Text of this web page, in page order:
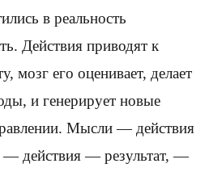
в реальность
Действия приводят к
мозг его оценивает, делает
и генерирует новые
Мысли — действия
действия — результат, —